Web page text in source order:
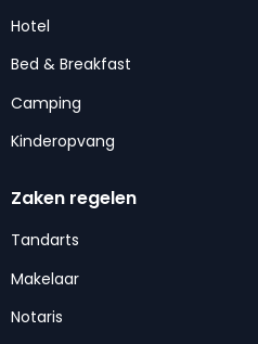
Hotel
Bed & Breakfast
Camping
Kinderopvang
Zaken regelen
Tandarts
Makelaar
Notaris